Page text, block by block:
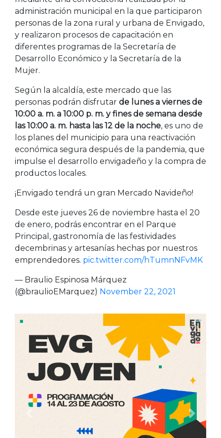
administración municipal en la que participaron
personas de la zona rural y urbana de Envigado,
y realizaron procesos de capacitación en
diferentes programas de la Secretaría de
Desarrollo Económico y la Secretaría de la
Mujer.
Según la alcaldía, este mercado que las
personas podrán disfrutar de lunes a viernes de
10:00 a. m. a 10:00 p. m. y fines de semana desde
las 10:00 a. m. hasta las 12 de la noche, es uno de
los planes del municipio para una reactivación
económica segura después de la pandemia, que
impulse el desarrollo envigadeño y la compra de
productos locales.
¡Envigado tendrá un gran Mercado Navideño!
Desde este jueves 26 de noviembre hasta el 20
de enero, podrás encontrar en el Parque
Principal, gastronomía de las festividades
decembrinas y artesanías hechas por nuestros
emprendedores. pic.twitter.com/hTumnNFvMK
— Braulio Espinosa Márquez
(@braulioEMarquez) November 22, 2021